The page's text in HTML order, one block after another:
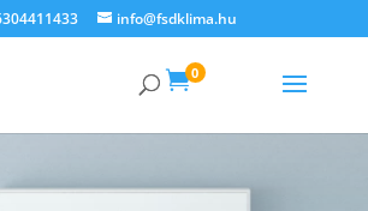
info@fsdklima.hu
0